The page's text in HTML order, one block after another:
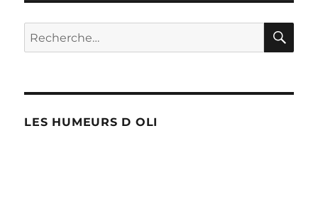
Recherche
pour :
LES HUMEURS D OLI